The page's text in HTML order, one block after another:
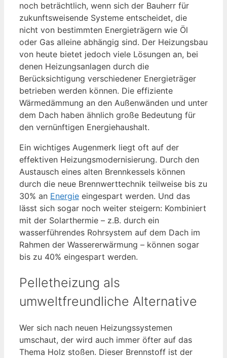
noch beträchtlich, wenn sich der Bauherr für
zukunftsweisende Systeme entscheidet, die
nicht von bestimmten Energieträgern wie Öl
oder Gas alleine abhängig sind. Der Heizungsbau
von heute bietet jedoch viele Lösungen an, bei
denen Heizungsanlagen durch die
Berücksichtigung verschiedener Energieträger
betrieben werden können. Die effiziente
Wärmedämmung an den Außenwänden und unter
dem Dach haben ähnlich große Bedeutung für
den vernünftigen Energiehaushalt.
Ein wichtiges Augenmerk liegt oft auf der
effektiven Heizungsmodernisierung. Durch den
Austausch eines alten Brennkessels können
durch die neue Brennwerttechnik teilweise bis zu
30% an Energie eingespart werden. Und das
lässt sich sogar noch weiter steigern: Kombiniert
mit der Solarthermie – z.B. durch ein
wasserführendes Rohrsystem auf dem Dach im
Rahmen der Wassererwärmung – können sogar
bis zu 40% eingespart werden.
Pelletheizung als
umweltfreundliche Alternative
Wer sich nach neuen Heizungssystemen
umschaut, der wird auch immer öfter auf das
Thema Holz stoßen. Dieser Brennstoff ist der